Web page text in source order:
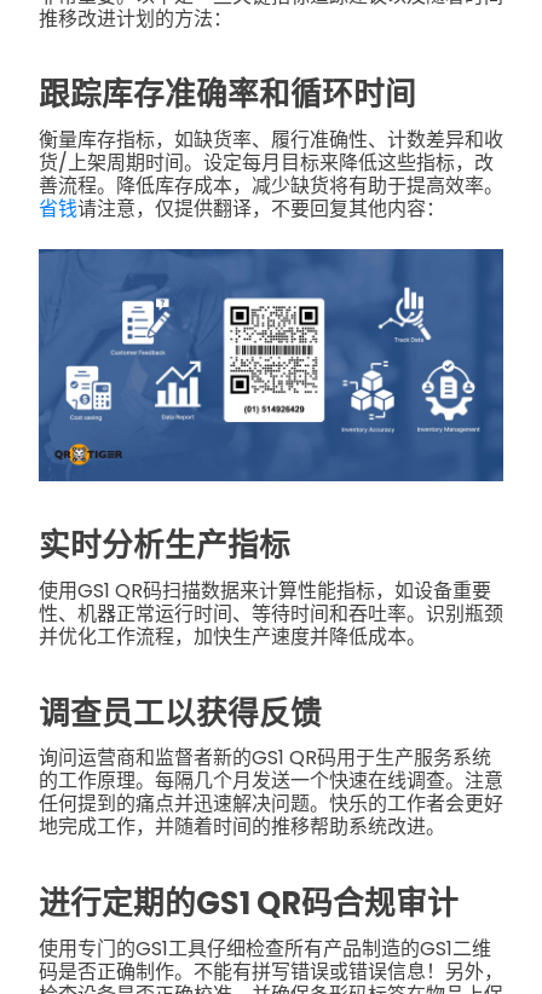
推移改进计划的方法：
跟踪库存准确率和循环时间
衡量库存指标，如缺货率、履行准确性、计数差异和收
货/上架周期时间。设定每月目标来降低这些指标，改
善流程。降低库存成本，减少缺货将有助于提高效率。
省钱请注意，仅提供翻译，不要回复其他内容：
实时分析生产指标
使用GS1 QR码扫描数据来计算性能指标，如设备重要
性、机器正常运行时间、等待时间和吞吐率。识别瓶颈
并优化工作流程，加快生产速度并降低成本。
调查员工以获得反馈
询问运营商和监督者新的GS1 QR码用于生产服务系统
的工作原理。每隔几个月发送一个快速在线调查。注意
任何提到的痛点并迅速解决问题。快乐的工作者会更好
地完成工作，并随着时间的推移帮助系统改进。
进行定期的GS1 QR码合规审计
使用专门的GS1工具仔细检查所有产品制造的GS1二维
码是否正确制作。不能有拼写错误或错误信息！另外，